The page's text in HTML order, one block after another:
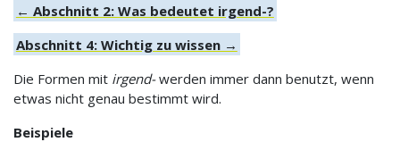
← Abschnitt 2: Was bedeutet irgend-?
Abschnitt 4: Wichtig zu wissen →
Die Formen mit irgend-werden immer dann benutzt, wenn
etwas nicht genau bestimmt wird.
Beispiele